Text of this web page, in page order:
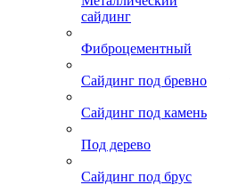
сайдинг
Фиброцементный
Сайдинг под бревно
Сайдинг под камень
Под дерево
Сайдинг под брус